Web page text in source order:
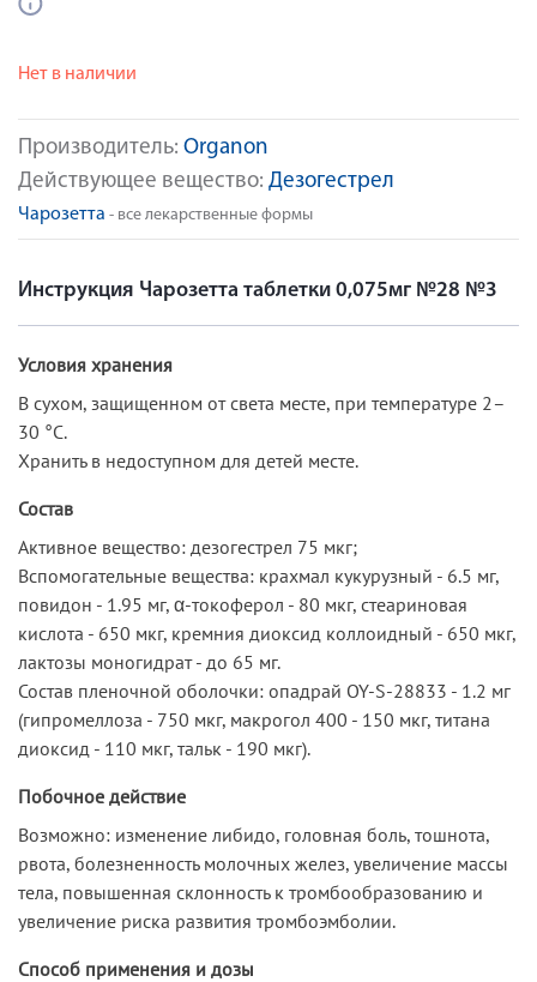
Производитель: Organon
Действующее вещество: Дезогестрел
Чарозетта - все лекарственные формы
Нет в наличии
Инструкция Чарозетта таблетки 0,075мг №28 №3
Условия хранения
В сухом, защищенном от света месте, при температуре 2–
30 °C.
Хранить в недоступном для детей месте.
Состав
Активное вещество: дезогестрел 75 мкг;
Вспомогательные вещества: крахмал кукурузный - 6.5 мг,
повидон - 1.95 мг, α-токоферол - 80 мкг, стеариновая
кислота - 650 мкг, кремния диоксид коллоидный - 650 мкг,
лактозы моногидрат - до 65 мг.
Состав пленочной оболочки: опадрай OY-S-28833 - 1.2 мг
(гипромеллоза - 750 мкг, макрогол 400 - 150 мкг, титана
диоксид - 110 мкг, тальк - 190 мкг).
Побочное действие
Возможно: изменение либидо, головная боль, тошнота,
рвота, болезненность молочных желез, увеличение массы
тела, повышенная склонность к тромбообразованию и
увеличение риска развития тромбоэмболии.
Способ применения и дозы